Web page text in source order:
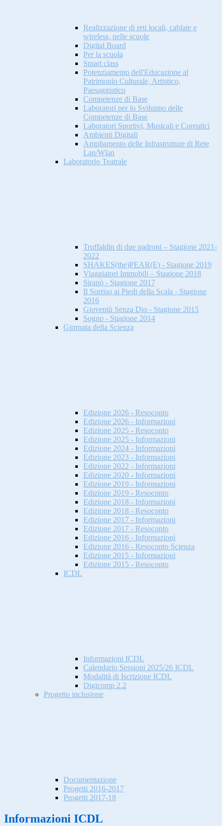
Realizzazione di reti locali, cablate e
wireless, nelle scuole
Digital Board
Per la scuola
Smart class
Potenziamento dell'Educazione al
Patrimonio Culturale, Artistico,
Paesaggistico
Competenze di Base
Laboratori per lo Sviluppo delle
Competenze di Base
Laboratori Sportivi, Musicali e Coreutici
Ambienti Digitali
Ampliamento delle Infrastrutture di Rete
Lan/Wlan
Laboratorio Teatrale
Truffaldin di due padroni – Stagione 2021-
2022
SHAKES(the)PEAR(E) - Stagione 2019
Viaggiatori Immobili – Stagione 2018
Siranò - Stagione 2017
Il Sorriso ai Piedi della Scala - Stagione
2016
Gioventù Senza Dio - Stagione 2015
Sogno - Stagione 2014
Giornata della Scienza
Edizione 2026 - Resoconto
Edizione 2026 - Informazioni
Edizione 2025 - Resoconto
Edizione 2025 - Informazioni
Edizione 2024 - Informazioni
Edizione 2023 - Informazioni
Edizione 2022 - Informazioni
Edizione 2020 - Informazioni
Edizione 2019 - Informazioni
Edizione 2019 - Resoconto
Edizione 2018 - Informazioni
Edizione 2018 - Resoconto
Edizione 2017 - Informazioni
Edizione 2017 - Resoconto
Edizione 2016 - Informazioni
Edizione 2016 - Resoconto Scienza
Edizione 2015 - Informazioni
Edizione 2015 - Resoconto
ICDL
Informazioni ICDL
Calendario Sessioni 2025/26 ICDL
Modalità di Iscrizione ICDL
Digicomp 2.2
Progetto inclusione
Documentazione
Progetti 2016-2017
Progetti 2017-18
Informazioni ICDL